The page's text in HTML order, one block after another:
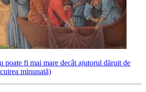
poate fi mai mare decât ajutorul dăruit de
minunată)